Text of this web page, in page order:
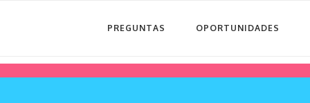
PREGUNTAS OPORTUNIDADES